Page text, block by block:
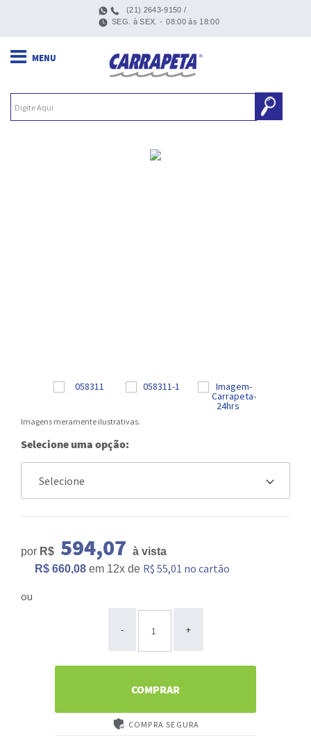
(21) 2643-9150 /
SEG. à SEX. - 08:00 às 18:00
Imagens meramente ilustrativas.
Selecione uma opção:
por R$ 594,07 à vista
R$ 660,08 em 12x de R$ 55,01 no cartão
ou
- +
COMPRA SEGURA
COMPRAR